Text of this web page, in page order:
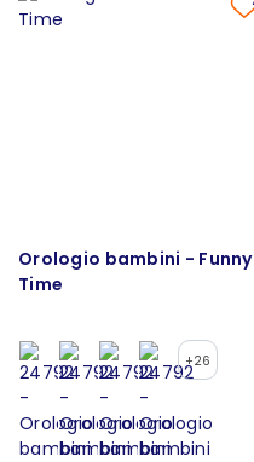
Orologio bambini - Funny
Time
+26